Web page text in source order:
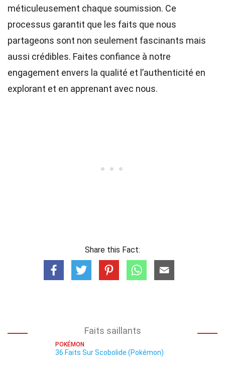
méticuleusement chaque soumission. Ce
processus garantit que les faits que nous
partageons sont non seulement fascinants mais
aussi crédibles. Faites confiance à notre
engagement envers la qualité et l’authenticité en
explorant et en apprenant avec nous.
Share this Fact:
Faits saillants
POKÉMON
36 Faits Sur Scobolide (Pokémon)